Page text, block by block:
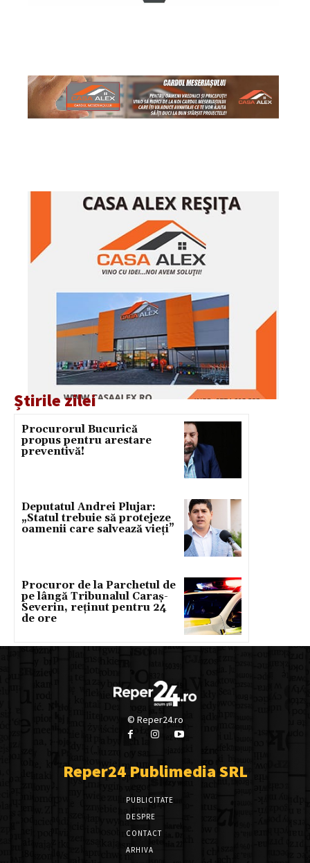
Știrile zilei
Procurorul Bucurică
propus pentru arestare
preventivă!
Deputatul Andrei Plujar:
„Statul trebuie să protejeze
oamenii care salvează vieți”
Procuror de la Parchetul de
pe lângă Tribunalul Caraș-
Severin, reținut pentru 24
de ore
© Reper24.ro
Reper24 Publimedia SRL
PUBLICITATE
DESPRE
CONTACT
ARHIVA